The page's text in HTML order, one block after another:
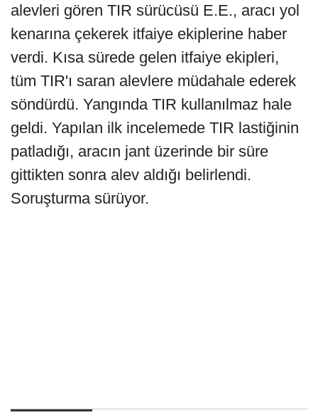
alevleri gören TIR sürücüsü E.E., aracı yol
kenarına çekerek itfaiye ekiplerine haber
verdi. Kısa sürede gelen itfaiye ekipleri,
tüm TIR'ı saran alevlere müdahale ederek
söndürdü. Yangında TIR kullanılmaz hale
geldi. Yapılan ilk incelemede TIR lastiğinin
patladığı, aracın jant üzerinde bir süre
gittikten sonra alev aldığı belirlendi.
Soruşturma sürüyor.